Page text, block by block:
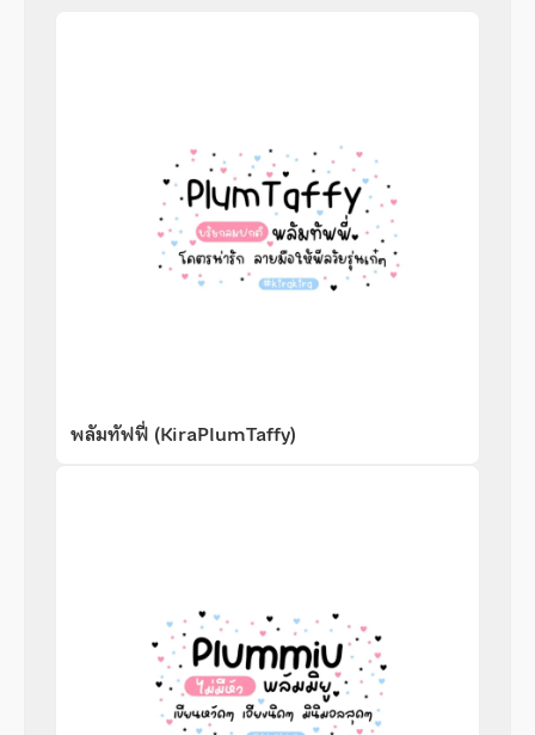
พลัมทัฟฟี่ (KiraPlumTaffy)